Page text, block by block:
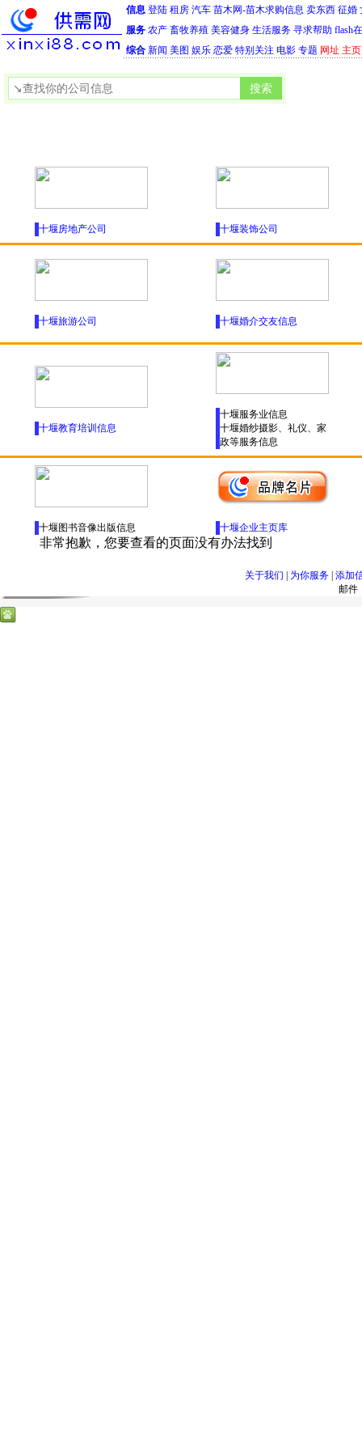
信息 登陆 租房 汽车 苗木网-苗木求购信息 卖东西 征婚
服务 农产 畜牧养殖 美容健身 生活服务 寻求帮助 flash
综合 新闻 美图 娱乐 恋爱 特别关注 电影 专题 网址 主页
十堰房地产公司 十堰装饰公司
十堰旅游公司 十堰婚介交友信息
十堰教育培训信息
十堰服务业信息
十堰婚纱摄影、礼仪、家
政等服务信息
十堰图书音像出版信息 十堰企业主页库
关于我们 为你服务| 添加
邮件